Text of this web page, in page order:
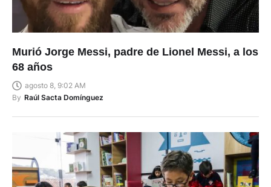
Murió Jorge Messi, padre de Lionel Messi, a los
68 años
agosto 8, 9:02 AM
By Raúl Sacta Domínguez